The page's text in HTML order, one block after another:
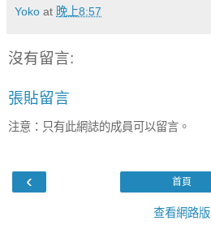
Yoko at 晚上8:57
沒有留言:
張貼留言
注意：只有此網誌的成員可以留言。
‹ 首頁
查看網路版